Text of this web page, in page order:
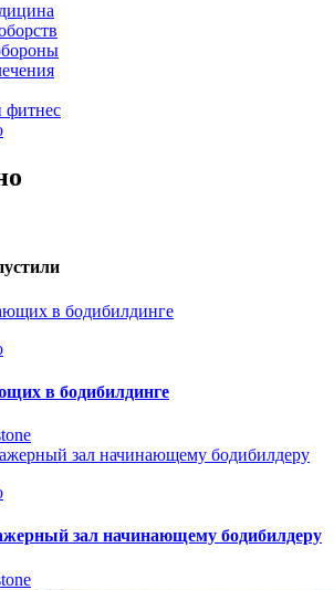
фитнес
в бодибилдинге
зал начинающему бодибилдеру